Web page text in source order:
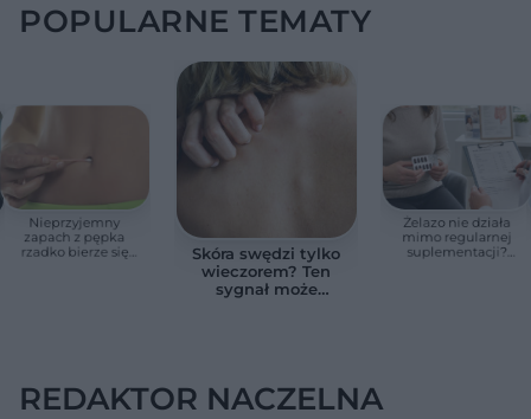
POPULARNE TEMATY
Nieprzyjemny
zapach z pępka
rzadko bierze się
Skóra swędzi tylko
wieczorem? Ten
sygnał może
Żelazo nie działa
mimo regularnej
suplementacji?
REDAKTOR NACZELNA